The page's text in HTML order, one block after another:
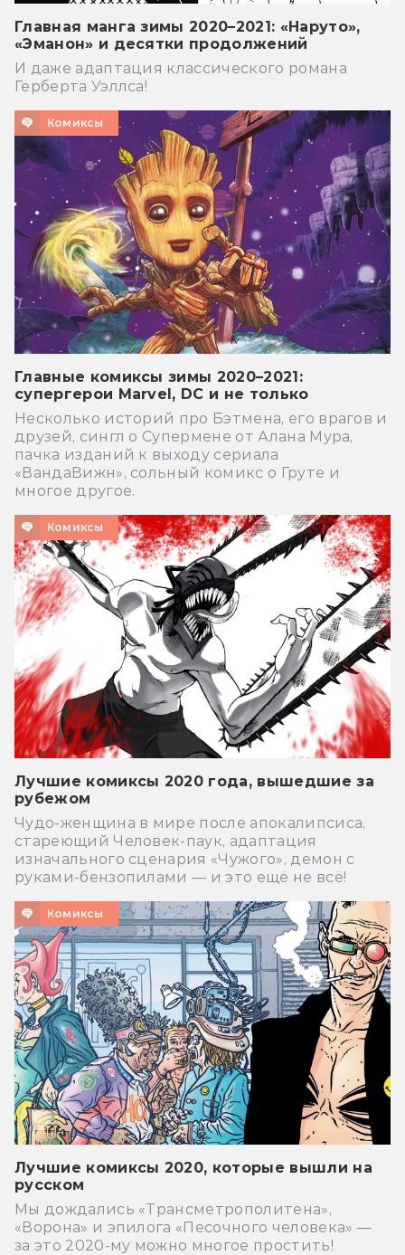
Главная манга зимы 2020–2021: «Наруто»,
«Эманон» и десятки продолжений
И даже адаптация классического романа
Герберта Уэллса!
Комиксы
Главные комиксы зимы 2020–2021:
супергерои Marvel, DC и не только
Несколько историй про Бэтмена, его врагов и
друзей, сингл о Супермене от Алана Мура,
пачка изданий к выходу сериала
«ВандаВижн», сольный комикс о Груте и
многое другое.
Комиксы
Лучшие комиксы 2020 года, вышедшие за
рубежом
Чудо-женщина в мире после апокалипсиса,
стареющий Человек-паук, адаптация
изначального сценария «Чужого», демон с
руками-бензопилами — и это ещё не всё!
Комиксы
Лучшие комиксы 2020, которые вышли на
русском
Мы дождались «Трансметрополитена»,
«Ворона» и эпилога «Песочного человека» —
за это 2020-му можно многое простить!